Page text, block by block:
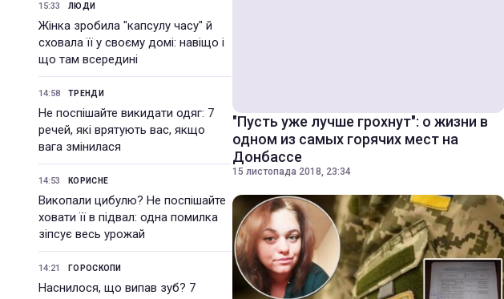
15:33 ЛЮДИ
Жінка зробила "капсулу часу" й
сховала її у своєму домі: навіщо і
що там всередині
14:58 ТРЕНДИ
Не поспішайте викидати одяг: 7
речей, які врятують вас, якщо
вага змінилася
14:53 КОРИСНЕ
Викопали цибулю? Не поспішайте
ховати її в підвал: одна помилка
зіпсує весь урожай
14:21 ГОРОСКОПИ
Наснилося, що випав зуб? 7
"Пусть уже лучше грохнут": о жизни в
одном из самых горячих мест на
Донбассе
15 листопада 2018, 23:34